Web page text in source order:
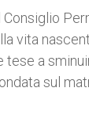
vita
a
sul